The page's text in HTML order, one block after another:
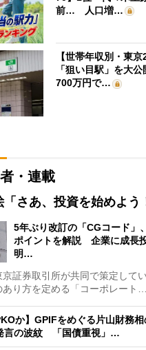
前… 人口増…
【世帯年収別・東
「狙い目駅」を大
700万円で…
・連載
さあ、投資を始めよう
5年ぶり改訂の「CGコード」
ポイントを解説 企業に成長
明…
証券取引所が共同で策定して
り方を定める「コーポレート…
か】GPIFをめぐる片山財務
言の波紋 「国債重視」…